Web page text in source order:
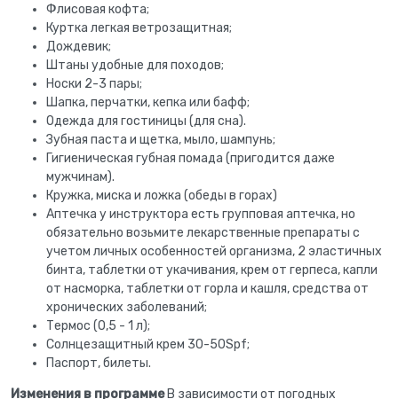
Флисовая кофта;
Куртка легкая ветрозащитная;
Дождевик;
Штаны удобные для походов;
Носки 2-3 пары;
Шапка, перчатки, кепка или бафф;
Одежда для гостиницы (для сна).
Зубная паста и щетка, мыло, шампунь;
Гигиеническая губная помада (пригодится даже
мужчинам).
Кружка, миска и ложка (обеды в горах)
Аптечка у инструктора есть групповая аптечка, но
обязательно возьмите лекарственные препараты с
учетом личных особенностей организма, 2 эластичных
бинта, таблетки от укачивания, крем от герпеса, капли
от насморка, таблетки от горла и кашля, средства от
хронических заболеваний;
Термос (0,5 - 1 л);
Солнцезащитный крем 30-50Spf;
Паспорт, билеты.
Изменения в программеВ зависимости от погодных